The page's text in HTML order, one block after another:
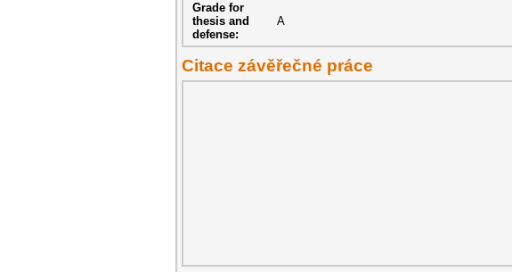
Grade for
thesis and
defense:
A
Citace závěřečné práce